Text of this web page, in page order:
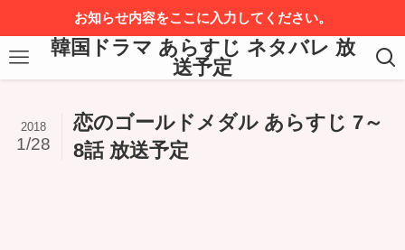
お知らせ内容をここに入力してください。
韓国ドラマ あらすじ ネタバレ 放
送予定
恋のゴールドメダル あらすじ 7～
8話 放送予定
2018
1/28